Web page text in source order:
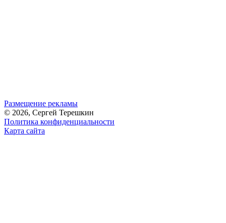
Размещение рекламы
© 2026, Сергей Терешкин
Политика конфиденциальности
Карта сайта